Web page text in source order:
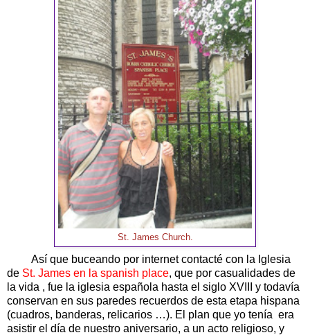
St. James Church.
Así que buceando por internet contacté con la Iglesia
de St. James en la spanish place, que por casualidades de
la vida , fue la iglesia española hasta el siglo XVIII y todavía
conservan en sus paredes recuerdos de esta etapa hispana
(cuadros, banderas, relicarios …). El plan que yo tenía era
asistir el día de nuestro aniversario, a un acto religioso, y